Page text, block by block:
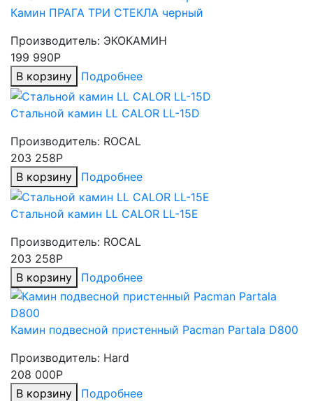
Камин ПРАГА ТРИ СТЕКЛА черный
Производитель: ЭКОКАМИН
199 990Р
В корзину
Подробнее
Стальной камин LL CALOR LL-15D
Производитель: ROCAL
203 258Р
В корзину
Подробнее
Стальной камин LL CALOR LL-15E
Производитель: ROCAL
203 258Р
В корзину
Подробнее
Камин подвесной пристенный Pacman Partala D800
Производитель: Hard
208 000Р
В корзину
Подробнее